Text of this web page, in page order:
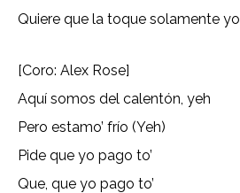
Quiere que la toque solamente yo
[Coro: Alex Rose]
Aquí somos del calentón, yeh
Pero estamo’ frío (Yeh)
Pide que yo pago to’
Que, que yo pago to’